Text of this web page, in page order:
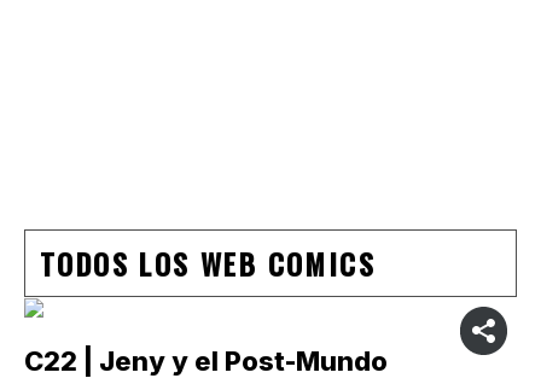
TODOS LOS WEB COMICS
C22 | Jeny y el Post-Mundo